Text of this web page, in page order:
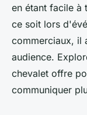
en étant facile à
ce soit lors
commerciaux, il
audience.
chevalet offre
communiquer